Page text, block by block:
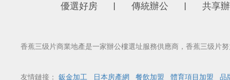
優選好房 傳統辦公 共享
香蕉三级片商業地產是一家辦公樓選址服務供應商，香蕉三级片
友情鏈接： 鈑金加工 日本房產網 餐飲加盟 體育項目加盟 品